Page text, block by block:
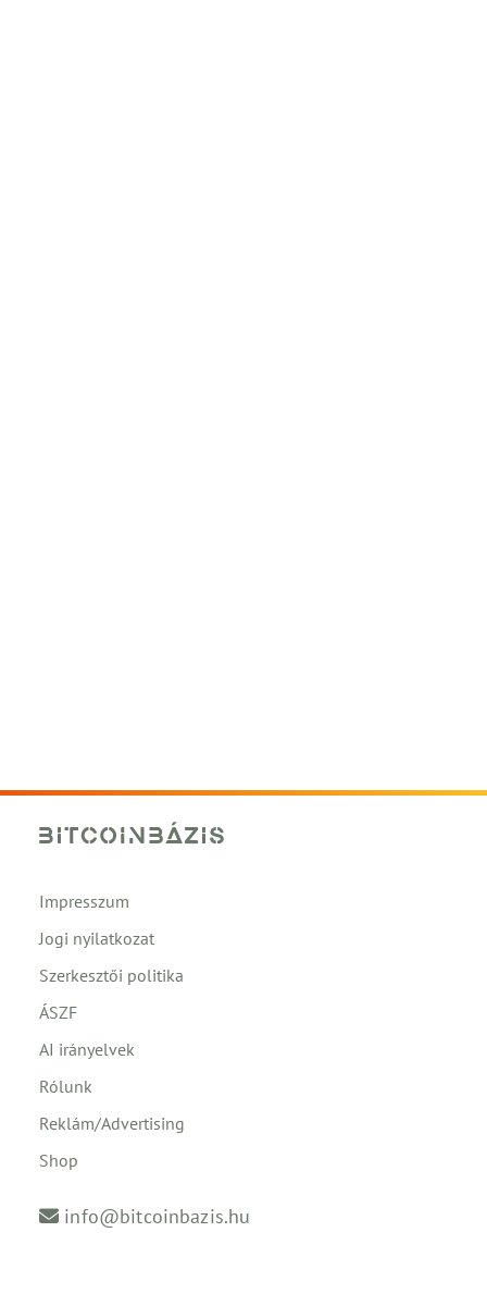
Impresszum
Jogi nyilatkozat
Szerkesztői politika
ÁSZF
AI irányelvek
Rólunk
Reklám/Advertising
Shop
info@bitcoinbazis.hu